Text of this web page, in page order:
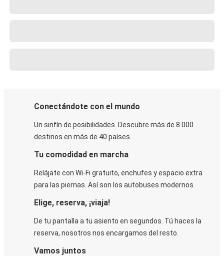
Conectándote con el mundo
Un sinfín de posibilidades. Descubre más de 8.000
destinos en más de 40 países.
Tu comodidad en marcha
Relájate con Wi-Fi gratuito, enchufes y espacio extra
para las piernas. Así son los autobuses modernos.
Elige, reserva, ¡viaja!
De tu pantalla a tu asiento en segundos. Tú haces la
reserva, nosotros nos encargamos del resto.
Vamos juntos